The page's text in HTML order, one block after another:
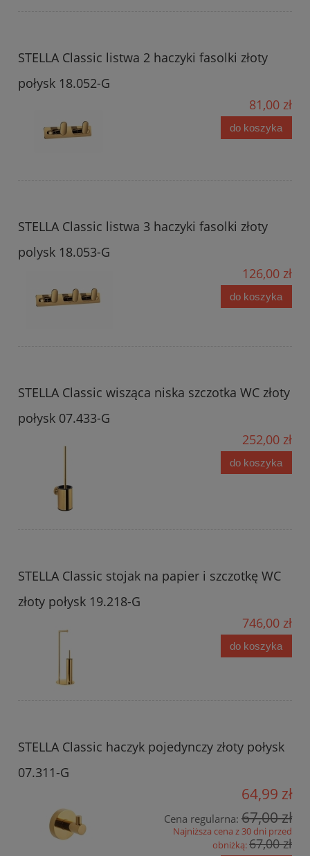
STELLA Classic listwa 2 haczyki fasolki złoty
połysk 18.052-G
81,00 zł
do koszyka
STELLA Classic listwa 3 haczyki fasolki złoty
polysk 18.053-G
126,00 zł
do koszyka
STELLA Classic wisząca niska szczotka WC złoty
połysk 07.433-G
252,00 zł
do koszyka
STELLA Classic stojak na papier i szczotkę WC
złoty połysk 19.218-G
746,00 zł
do koszyka
STELLA Classic haczyk pojedynczy złoty połysk
07.311-G
64,99 zł
Cena regularna: 67,00 zł
Najniższa cena z 30 dni przed
obniżką:67,00 zł